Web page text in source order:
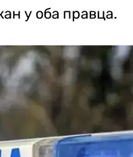
у оба правца.